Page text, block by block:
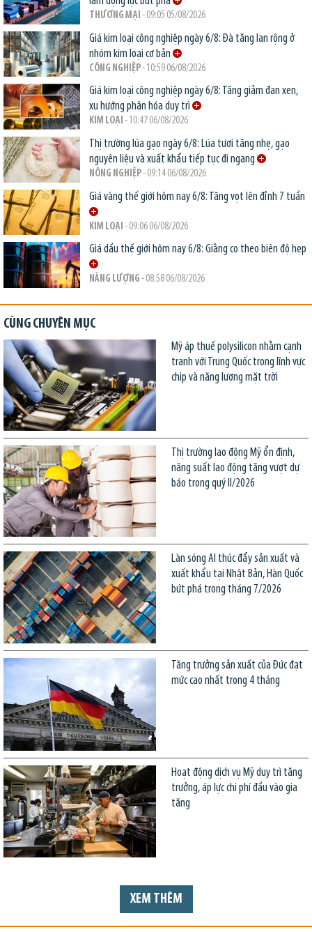
THƯƠNG MẠI - 09:05 05/08/2026
Giá kim loại công nghiệp ngày 6/8: Đà tăng lan rộng ở
nhóm kim loại cơ bản
CÔNG NGHIỆP- 10:59 06/08/2026
Giá kim loại công nghiệp ngày 6/8: Tăng giảm đan xen,
xu hướng phân hóa duy trì
KIM LOẠI - 10:47 06/08/2026
Thị trường lúa gạo ngày 6/8: Lúa tươi tăng nhẹ, gạo
nguyên liệu và xuất khẩu tiếp tục đi ngang
NÔNG NGHIỆP- 09:14 06/08/2026
Giá vàng thế giới hôm nay 6/8: Tăng vọt lên đỉnh 7 tuần
KIM LOẠI - 09:06 06/08/2026
Giá dầu thế giới hôm nay 6/8: Giằng co theo biên độ hẹp
NĂNG LƯỢNG - 08:58 06/08/2026
CÙNG CHUYÊN MỤC
Mỹ áp thuế polysilicon nhằm cạnh
tranh với Trung Quốc trong lĩnh vực
chip và năng lượng mặt trời
Thị trường lao động Mỹ ổn định,
năng suất lao động tăng vượt dự
báo trong quý II/2026
Làn sóng AI thúc đẩy sản xuất và
xuất khẩu tại Nhật Bản, Hàn Quốc
bứt phá trong tháng 7/2026
Tăng trưởng sản xuất của Đức đạt
mức cao nhất trong 4 tháng
Hoạt động dịch vụ Mỹ duy trì tăng
trưởng, áp lực chi phí đầu vào gia
tăng
XEM THÊM